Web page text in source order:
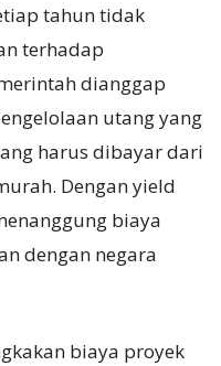
tahun tidak
terhadap
dianggap
utang yang
harus dibayar dari
Dengan yield
biaya
dengan negara
biaya proyek